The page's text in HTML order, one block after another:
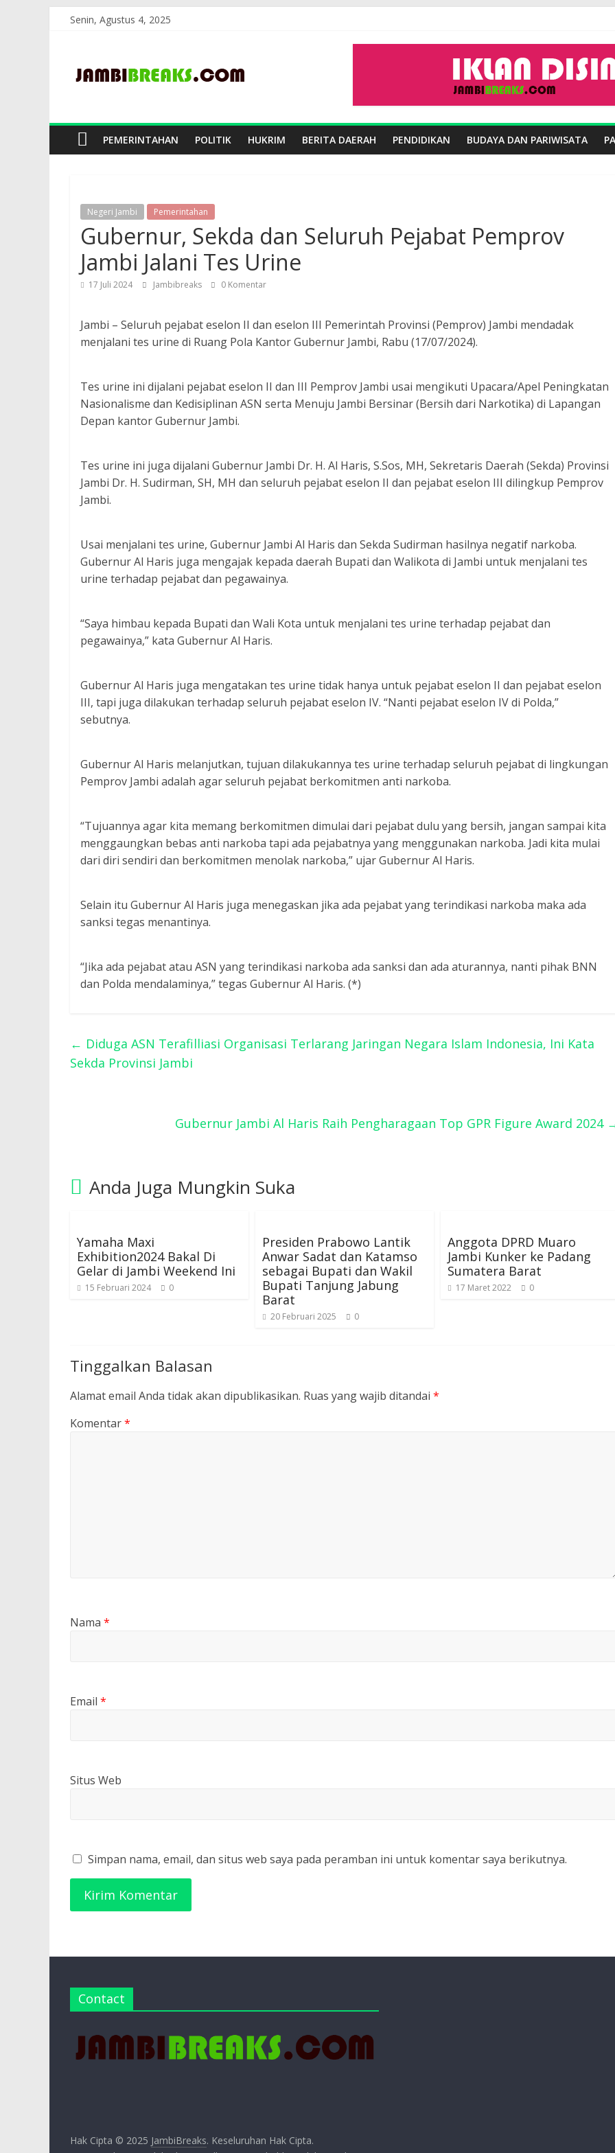
Senin, Agustus 4, 2025
JambiBreaks
PEMERINTAHAN POLITIK HUKRIM BERITA DAERAH PENDIDIKAN BUDAYA DAN PARIWISATA
Negeri Jambi Pemerintahan
Gubernur, Sekda dan Seluruh Pejabat Pemprov
Jambi Jalani Tes Urine
17 Juli 2024 Jambibreaks 0 Komentar
Jambi – Seluruh pejabat eselon II dan eselon III Pemerintah Provinsi (Pemprov) Jambi mendadak
menjalani tes urine di Ruang Pola Kantor Gubernur Jambi, Rabu (17/07/2024).
Tes urine ini dijalani pejabat eselon II dan III Pemprov Jambi usai mengikuti Upacara/Apel Peningkatan
Nasionalisme dan Kedisiplinan ASN serta Menuju Jambi Bersinar (Bersih dari Narkotika) di Lapangan
Depan kantor Gubernur Jambi.
Tes urine ini juga dijalani Gubernur Jambi Dr. H. Al Haris, S.Sos, MH, Sekretaris Daerah (Sekda) Provinsi
Jambi Dr. H. Sudirman, SH, MH dan seluruh pejabat eselon II dan pejabat eselon III dilingkup Pemprov
Jambi.
Usai menjalani tes urine, Gubernur Jambi Al Haris dan Sekda Sudirman hasilnya negatif narkoba.
Gubernur Al Haris juga mengajak kepada daerah Bupati dan Walikota di Jambi untuk menjalani tes
urine terhadap pejabat dan pegawainya.
“Saya himbau kepada Bupati dan Wali Kota untuk menjalani tes urine terhadap pejabat dan
pegawainya,” kata Gubernur Al Haris.
Gubernur Al Haris juga mengatakan tes urine tidak hanya untuk pejabat eselon II dan pejabat eselon
III, tapi juga dilakukan terhadap seluruh pejabat eselon IV. “Nanti pejabat eselon IV di Polda,”
sebutnya.
Gubernur Al Haris melanjutkan, tujuan dilakukannya tes urine terhadap seluruh pejabat di lingkungan
Pemprov Jambi adalah agar seluruh pejabat berkomitmen anti narkoba.
“Tujuannya agar kita memang berkomitmen dimulai dari pejabat dulu yang bersih, jangan sampai kita
menggaungkan bebas anti narkoba tapi ada pejabatnya yang menggunakan narkoba. Jadi kita mulai
dari diri sendiri dan berkomitmen menolak narkoba,” ujar Gubernur Al Haris.
Selain itu Gubernur Al Haris juga menegaskan jika ada pejabat yang terindikasi narkoba maka ada
sanksi tegas menantinya.
“Jika ada pejabat atau ASN yang terindikasi narkoba ada sanksi dan ada aturannya, nanti pihak BNN
dan Polda mendalaminya,” tegas Gubernur Al Haris. (*)
← Diduga ASN Terafilliasi Organisasi Terlarang Jaringan Negara Islam Indonesia, Ini Kata
Sekda Provinsi Jambi
Gubernur Jambi Al Haris Raih Pengharagaan Top GPR Figure Award 2024
Anda Juga Mungkin Suka
Yamaha Maxi
Exhibition2024 Bakal Di
Gelar di Jambi Weekend Ini
15 Februari 2024 0
Presiden Prabowo Lantik
Anwar Sadat dan Katamso
sebagai Bupati dan Wakil
Bupati Tanjung Jabung
Barat
20 Februari 2025 0
Anggota DPRD Muaro
Jambi Kunker ke Padang
Sumatera Barat
17 Maret 2022 0
Tinggalkan Balasan
Alamat email Anda tidak akan dipublikasikan. Ruas yang wajib ditandai *
Komentar*
Nama *
Email *
Situs Web
Simpan nama, email, dan situs web saya pada peramban ini untuk komentar saya berikutnya.
Contact
Hak Cipta © 2025 JambiBreaks. Keseluruhan Hak Cipta.